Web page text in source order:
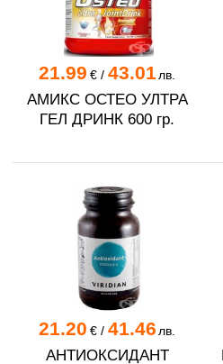
21.99 €/ 43.01лв.
АМИКС ОСТЕО УЛТРА
ГЕЛ ДРИНК 600 гр.
21.20 €/ 41.46 лв.
АНТИОКСИДАНТ